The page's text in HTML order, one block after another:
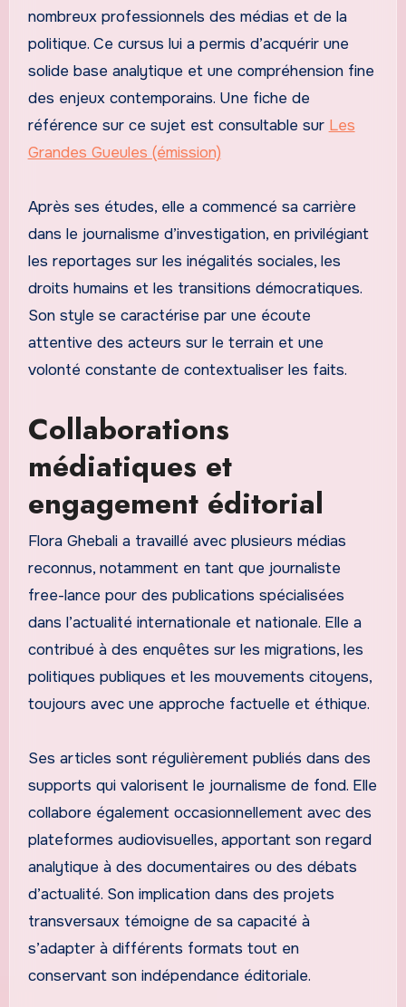
nombreux professionnels des médias et de la
politique. Ce cursus lui a permis d’acquérir une
solide base analytique et une compréhension fine
des enjeux contemporains. Une fiche de
référence sur ce sujet est consultable sur Les
Grandes Gueules (émission)
Après ses études, elle a commencé sa carrière
dans le journalisme d’investigation, en privilégiant
les reportages sur les inégalités sociales, les
droits humains et les transitions démocratiques.
Son style se caractérise par une écoute
attentive des acteurs sur le terrain et une
volonté constante de contextualiser les faits.
Collaborations
médiatiques et
engagement éditorial
Flora Ghebali a travaillé avec plusieurs médias
reconnus, notamment en tant que journaliste
free-lance pour des publications spécialisées
dans l’actualité internationale et nationale. Elle a
contribué à des enquêtes sur les migrations, les
politiques publiques et les mouvements citoyens,
toujours avec une approche factuelle et éthique.
Ses articles sont régulièrement publiés dans des
supports qui valorisent le journalisme de fond. Elle
collabore également occasionnellement avec des
plateformes audiovisuelles, apportant son regard
analytique à des documentaires ou des débats
d’actualité. Son implication dans des projets
transversaux témoigne de sa capacité à
s’adapter à différents formats tout en
conservant son indépendance éditoriale.